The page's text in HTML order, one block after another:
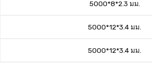
5000*8*2.3 มม.
5000*12*3.4 มม.
5000*12*3.4 มม.